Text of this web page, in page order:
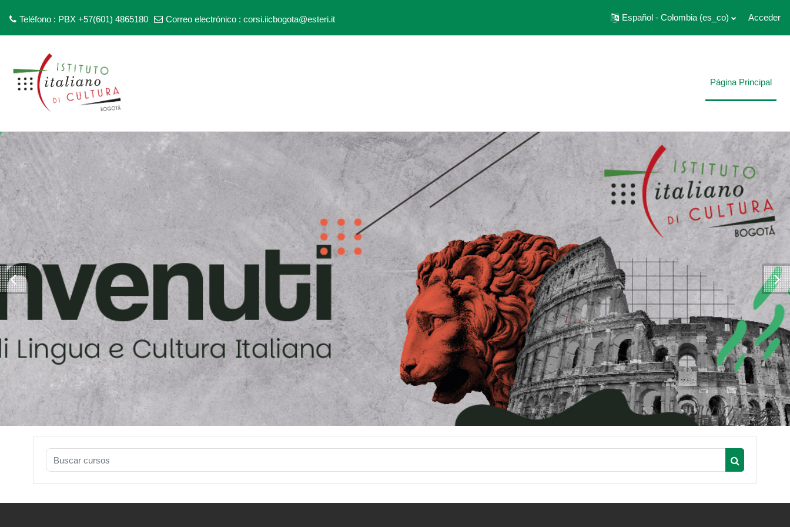
Teléfono : PBX +57(601) 4865180 Correo electrónico : corsi.iicbogota@esteri.it Español - Colombia ‎(es_co)‎ Acceder
Página Principal
Buscar cursos
Buscar